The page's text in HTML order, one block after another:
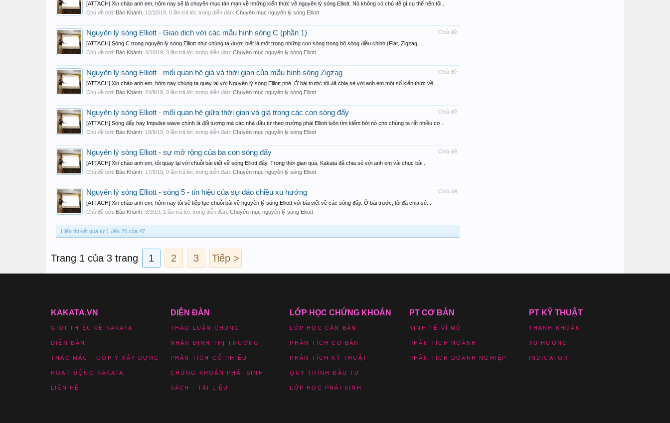
[ATTACH] Xin chào anh em, hôm nay sẽ là chuyên mục tản mạn về những kiến thức về nguyên lý sóng Elliott. Nó không có chủ đề gì cụ thể nên tôi...
Chủ đề bởi: Bảo Khánh 12/10/19 , 0 lần trả lời, trong diễn đàn: Chuyên mục nguyên lý sóng Elliott
Chủ đề
Nguyên lý sóng Elliott - Giao dịch với các mẫu hình sóng C (phần 1)
[ATTACH] Sóng C trong nguyên lý sóng Elliott như chúng ta được biết là một trong những con sóng trong bộ sóng điều chỉnh (Flat, Zigzag,...
Chủ đề bởi: Bảo Khánh 4/10/19 , 0 lần trả lời, trong diễn đàn: Chuyên mục nguyên lý sóng Elliott
Chủ đề
Nguyên lý sóng Elliott - mối quan hệ giá và thời gian của mẫu hình sóng Zigzag
[ATTACH] Xin chào anh em, hôm nay chúng ta quay lại với Nguyên lý sóng Elliott nhé. Ở bài trước tôi đã chia sẻ với anh em một số kiến thức về...
Chủ đề bởi: Bảo Khánh 24/9/19 , 0 lần trả lời, trong diễn đàn: Chuyên mục nguyên lý sóng Elliott
Chủ đề
Nguyên lý sóng Elliott - mối quan hệ giữa thời gian và giá trong các con sóng đẩy
[ATTACH] Sóng đẩy hay Impulse wave chính là đối tượng mà các nhà đầu tư theo trường phái Elliott luôn tìm kiếm bởi nó cho chúng ta rất nhiều cơ...
Chủ đề bởi: Bảo Khánh 18/9/19 , 0 lần trả lời, trong diễn đàn: Chuyên mục nguyên lý sóng Elliott
Chủ đề
Nguyên lý sóng Elliott - sự mở rộng của ba con sóng đẩy
[ATTACH] Xin chào anh em, tôi quay lại với chuỗi bài viết về sóng Elliott đây. Trong thời gian qua, Kakata đã chia sẻ với anh em vài chục bài...
Chủ đề bởi: Bảo Khánh 17/9/19 , 0 lần trả lời, trong diễn đàn: Chuyên mục nguyên lý sóng Elliott
Chủ đề
Nguyên lý sóng Elliott - sóng 5 - tín hiệu của sự đảo chiều xu hướng
[ATTACH] Xin chào anh em, hôm nay tôi sẽ tiếp tục chuỗi bài về nguyên lý sóng Elliott với bài viết về các sóng đẩy. Ở bài trước, tôi đã chia sẻ...
Chủ đề bởi: Bảo Khánh 3/9/19 , 1 lần trả lời, trong diễn đàn: Chuyên mục nguyên lý sóng Elliott
Hiển thị kết quả từ 1 đến 20 của 47
Trang 1 của 3 trang 1 2 3 Tiếp >
KAKATA.VN
GIỚI THIỆU VỀ KAKATA
DIỄN ĐÀN
THẮC MẮC - GÓP Ý XÂY DỰNG
HOẠT ĐỘNG KAKATA
LIÊN HỆ
DIỄN ĐÀN
THẢO LUẬN CHUNG
NHẬN ĐỊNH THỊ TRƯỜNG
PHÂN TÍCH CỔ PHIẾU
CHỨNG KHOÁN PHÁI SINH
SÁCH - TÀI LIỆU
LỚP HỌC CHỨNG KHOÁN
LỚP HỌC CĂN BẢN
PHÂN TÍCH CƠ BẢN
PHÂN TÍCH KỸ THUẬT
QUY TRÌNH ĐẦU TƯ
LỚP HỌC PHÁI SINH
PT CƠ BẢN
KINH TẾ VĨ MÔ
PHÂN TÍCH NGÀNH
PHÂN TÍCH DOANH NGHIỆP
PT KỸ THUẬT
THANH KHOẢN
XU HƯỚNG
INDICATOR